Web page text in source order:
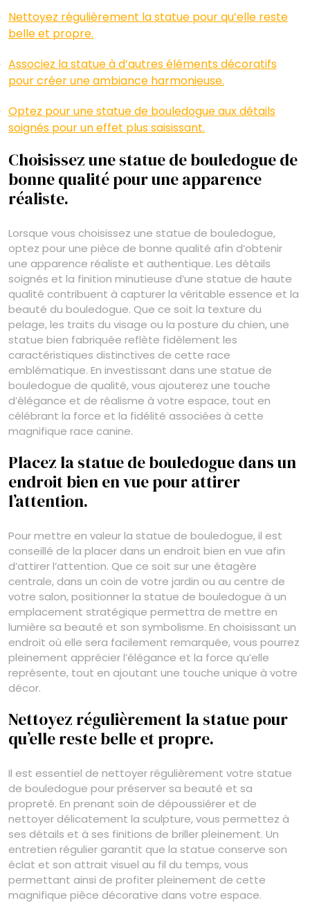
Nettoyez régulièrement la statue pour qu’elle reste
belle et propre.
Associez la statue à d’autres éléments décoratifs
pour créer une ambiance harmonieuse.
Optez pour une statue de bouledogue aux détails
soignés pour un effet plus saisissant.
Choisissez une statue de bouledogue de
bonne qualité pour une apparence
réaliste.
Lorsque vous choisissez une statue de bouledogue,
optez pour une pièce de bonne qualité afin d’obtenir
une apparence réaliste et authentique. Les détails
soignés et la finition minutieuse d’une statue de haute
qualité contribuent à capturer la véritable essence et la
beauté du bouledogue. Que ce soit la texture du
pelage, les traits du visage ou la posture du chien, une
statue bien fabriquée reflète fidèlement les
caractéristiques distinctives de cette race
emblématique. En investissant dans une statue de
bouledogue de qualité, vous ajouterez une touche
d’élégance et de réalisme à votre espace, tout en
célébrant la force et la fidélité associées à cette
magnifique race canine.
Placez la statue de bouledogue dans un
endroit bien en vue pour attirer
l’attention.
Pour mettre en valeur la statue de bouledogue, il est
conseillé de la placer dans un endroit bien en vue afin
d’attirer l’attention. Que ce soit sur une étagère
centrale, dans un coin de votre jardin ou au centre de
votre salon, positionner la statue de bouledogue à un
emplacement stratégique permettra de mettre en
lumière sa beauté et son symbolisme. En choisissant un
endroit où elle sera facilement remarquée, vous pourrez
pleinement apprécier l’élégance et la force qu’elle
représente, tout en ajoutant une touche unique à votre
décor.
Nettoyez régulièrement la statue pour
qu’elle reste belle et propre.
Il est essentiel de nettoyer régulièrement votre statue
de bouledogue pour préserver sa beauté et sa
propreté. En prenant soin de dépoussiérer et de
nettoyer délicatement la sculpture, vous permettez à
ses détails et à ses finitions de briller pleinement. Un
entretien régulier garantit que la statue conserve son
éclat et son attrait visuel au fil du temps, vous
permettant ainsi de profiter pleinement de cette
magnifique pièce décorative dans votre espace.